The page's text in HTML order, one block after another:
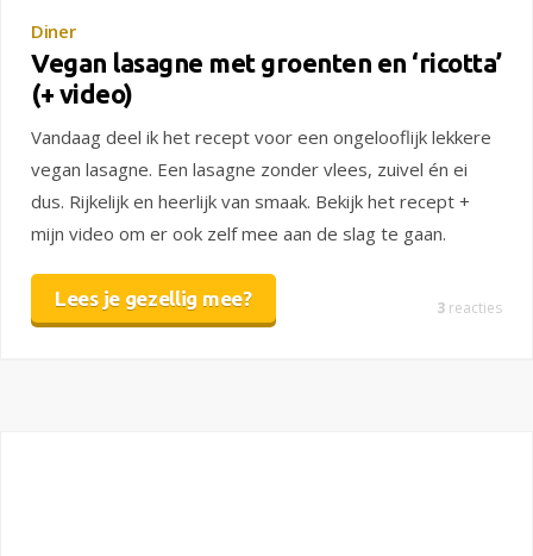
Diner
Vegan lasagne met groenten en ‘ricotta’
(+ video)
Vandaag deel ik het recept voor een ongelooflijk lekkere
vegan lasagne. Een lasagne zonder vlees, zuivel én ei
dus. Rijkelijk en heerlijk van smaak. Bekijk het recept +
mijn video om er ook zelf mee aan de slag te gaan.
Lees je gezellig mee? 3 reacties